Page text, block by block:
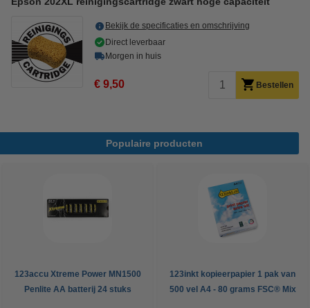
Bekijk de specificaties en omschrijving
Direct leverbaar
Morgen in huis
€ 9,50 Bestellen
Populaire producten
123accu Xtreme Power MN1500
Penlite AA batterij 24 stuks
123inkt kopieerpapier 1 pak van
500 vel A4 - 80 grams FSC® Mix